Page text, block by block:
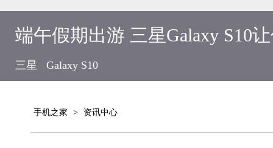
端午假期出游 三星Galaxy S10
三星 Galaxy S10
手机之家 > 资讯中心